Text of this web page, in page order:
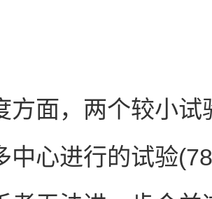
方面，两个较小
中心进行的试验